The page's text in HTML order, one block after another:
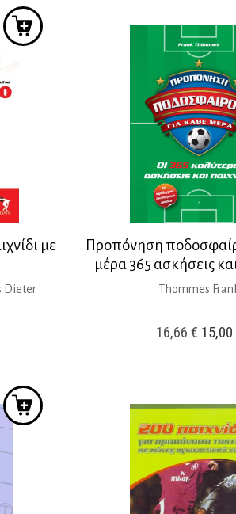
με
Dieter
είναι:
€.
Προπόνηση
μέρα 365 ασκήσεις
Thommes
16,66€ 15,00